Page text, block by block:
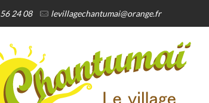
24 08 levillagechantumai@orange.fr